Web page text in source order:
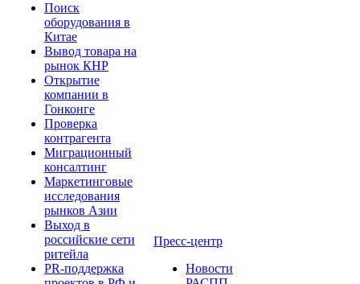
Поиск
оборудования в
Китае
Вывод товара на
рынок КНР
Открытие
компании в
Гонконге
Проверка
контрагента
Миграционный
консалтинг
Маркетинговые
исследования
рынков Азии
Выход в
российские сети
ритейла
PR-поддержка
Пресс-центр
Новости